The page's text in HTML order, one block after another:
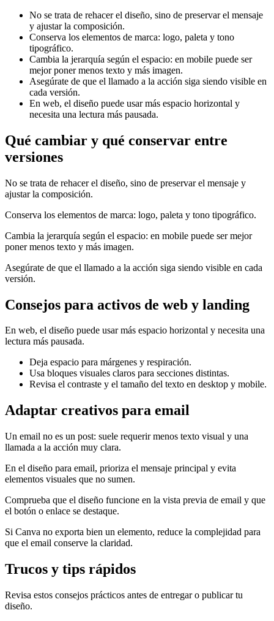
No se trata de rehacer el diseño, sino de preservar el mensaje
y ajustar la composición.
Conserva los elementos de marca: logo, paleta y tono
tipográfico.
Cambia la jerarquía según el espacio: en mobile puede ser
mejor poner menos texto y más imagen.
Asegúrate de que el llamado a la acción siga siendo visible en
cada versión.
En web, el diseño puede usar más espacio horizontal y
necesita una lectura más pausada.
Qué cambiar y qué conservar entre
versiones
No se trata de rehacer el diseño, sino de preservar el mensaje y
ajustar la composición.
Conserva los elementos de marca: logo, paleta y tono tipográfico.
Cambia la jerarquía según el espacio: en mobile puede ser mejor
poner menos texto y más imagen.
Asegúrate de que el llamado a la acción siga siendo visible en cada
versión.
Consejos para activos de web y landing
En web, el diseño puede usar más espacio horizontal y necesita una
lectura más pausada.
Deja espacio para márgenes y respiración.
Usa bloques visuales claros para secciones distintas.
Revisa el contraste y el tamaño del texto en desktop y mobile.
Adaptar creativos para email
Un email no es un post: suele requerir menos texto visual y una
llamada a la acción muy clara.
En el diseño para email, prioriza el mensaje principal y evita
elementos visuales que no sumen.
Comprueba que el diseño funcione en la vista previa de email y que
el botón o enlace se destaque.
Si Canva no exporta bien un elemento, reduce la complejidad para
que el email conserve la claridad.
Trucos y tips rápidos
Revisa estos consejos prácticos antes de entregar o publicar tu
diseño.